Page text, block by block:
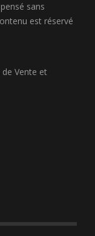
sans
est réservé
Vente et